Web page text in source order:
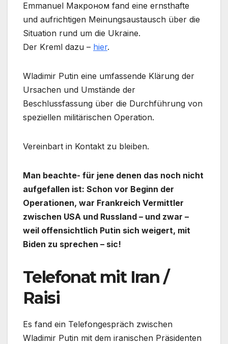
Emmanuel Макроном fand eine ernsthafte
und aufrichtigen Meinungsaustausch über die
Situation rund um die Ukraine.
Der Kreml dazu – hier.
Wladimir Putin eine umfassende Klärung der
Ursachen und Umstände der
Beschlussfassung über die Durchführung von
speziellen militärischen Operation.
Vereinbart in Kontakt zu bleiben.
Man beachte- für jene denen das noch nicht
aufgefallen ist: Schon vor Beginn der
Operationen, war Frankreich Vermittler
zwischen USA und Russland – und zwar –
weil offensichtlich Putin sich weigert, mit
Biden zu sprechen – sic!
Telefonat mit Iran /
Raisi
Es fand ein Telefongespräch zwischen
Wladimir Putin mit dem iranischen Präsidenten